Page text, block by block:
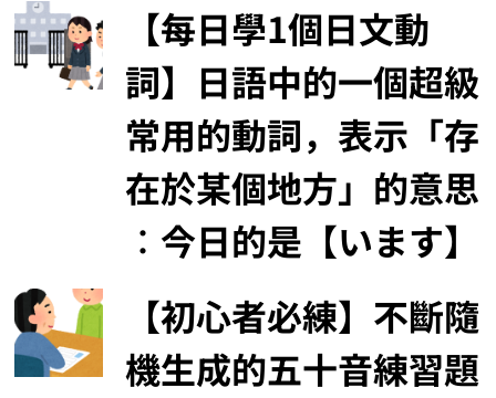
【每日學1個日文動
詞】日語中的一個超級
常用的動詞，表示「存
在於某個地方」的意思
︰今日的是【います】
【初心者必練】不斷隨
機生成的五十音練習題